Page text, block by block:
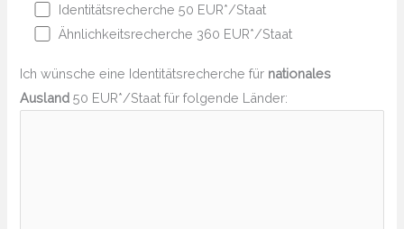
Identitätsrecherche 50 EUR*/Staat
Ähnlichkeitsrecherche 360 EUR*/Staat
Ich wünsche eine Identitätsrecherche für nationales
Ausland 50 EUR*/Staat für folgende Länder: